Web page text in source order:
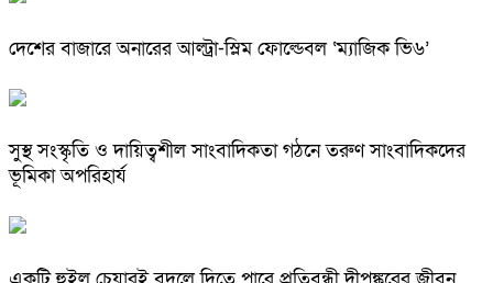
দেশের বাজারে অনারের আল্ট্রা-স্লিম ফোল্ডেবল ‘ম্যাজিক ভি৬’
সুস্থ সংস্কৃতি ও দায়িত্বশীল সাংবাদিকতা গঠনে তরুণ সাংবাদিকদের
ভূমিকা অপরিহার্য